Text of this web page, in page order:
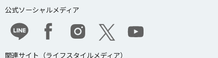
公式ソーシャルメディア
関連サイト（ライフスタイルメディア）